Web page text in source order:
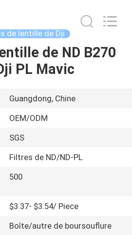
de lentille de Dji
de ND B270
PL Mavic
Guangdong, Chine
OEM/ODM
SGS
Filtres de ND/ND-PL
500
$3.37- $3.54/ Piece
Boîte/autre de boursouflure